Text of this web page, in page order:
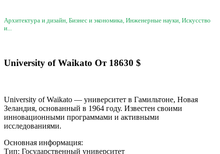
Архитектура и дизайн, Бизнес и экономика, Инженерные науки, Искусство
и...
University of Waikato От 18630 $
University of Waikato — университет в Гамильтоне, Новая
Зеландия, основанный в 1964 году. Известен своими
инновационными программами и активными
исследованиями.
Основная информация:
Тип: Государственный университет